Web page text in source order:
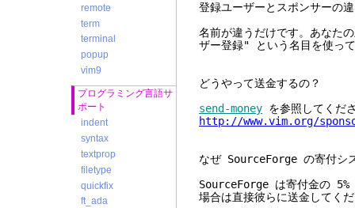
remote
term
terminal
popup
vim9
プログラミング言語サ
ポート
indent
syntax
textprop
filetype
quickfix
ft_ada
登録ユーザーとスポンサーの
名前が違うだけです。あな
ザー登録" という名目を使っ
どうやって送金するの？
send-money を参照してくだ
http://www.vim.org/
なぜ SourceForge の寄付シ
SourceForge は寄付金の 5%
場合は直接彼らに送金してく